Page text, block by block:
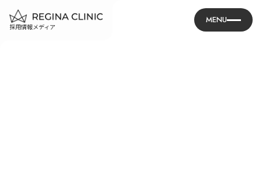
採用情報メディア
MENU